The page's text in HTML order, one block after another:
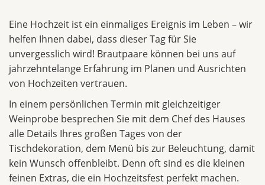
Eine Hochzeit ist ein einmaliges Ereignis im Leben – wir
helfen Ihnen dabei, dass dieser Tag für Sie
unvergesslich wird! Brautpaare können bei uns auf
jahrzehntelange Erfahrung im Planen und Ausrichten
von Hochzeiten vertrauen.
In einem persönlichen Termin mit gleichzeitiger
Weinprobe besprechen Sie mit dem Chef des Hauses
alle Details Ihres großen Tages von der
Tischdekoration, dem Menü bis zur Beleuchtung, damit
kein Wunsch offenbleibt. Denn oft sind es die kleinen
feinen Extras, die ein Hochzeitsfest perfekt machen.